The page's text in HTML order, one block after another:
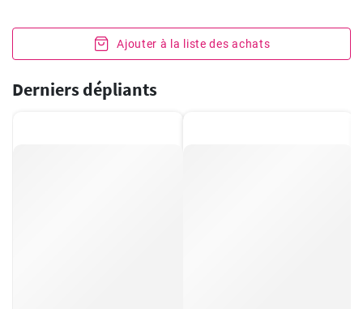
Ajouter à la liste des achats
Derniers dépliants